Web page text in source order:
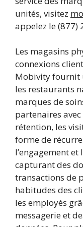
unités, visitez
appelez le (877)
Les magasins
connexions
Mobivity fournit
les restaurants
marques de
partenaires
rétention, les
forme de
l’engagement
capturant des
transactions de
habitudes des
les employés
messagerie et